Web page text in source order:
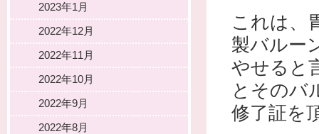
これは、
製バルー
やせると
とそのバ
修了証を
2023年1月
2022年12月
2022年11月
2022年10月
2022年9月
2022年8月